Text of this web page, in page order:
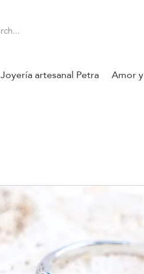
Joyería artesanal Petra Amor